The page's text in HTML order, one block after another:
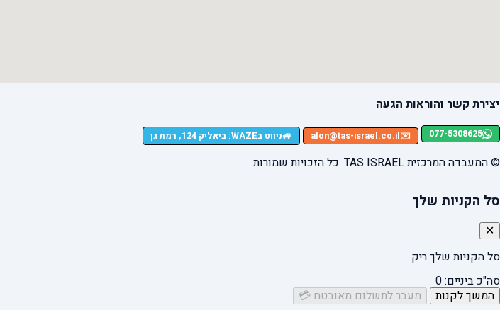
יצירת קשר והוראות הגעה
077-5308625
✉️
alon@tas-israel.co.il
🚙ניווט בWAZE: ביאליק 124, רמת גן
© המעבדה המרכזית TAS ISRAEL. כל הזכויות שמורות.
סל הקניות שלך
✕
סל הקניות שלך ריק
סה"כ ביניים:0
המשך לקנות
מעבר לתשלום מאובטח 💳